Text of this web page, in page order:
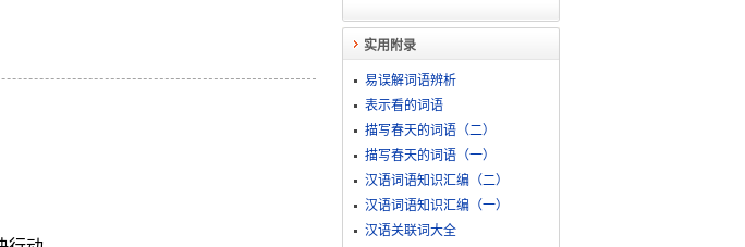
实用附录
易误解词语辨析
表示看的词语
描写春天的词语（二）
描写春天的词语（一）
汉语词语知识汇编（二）
汉语词语知识汇编（一）
汉语关联词大全